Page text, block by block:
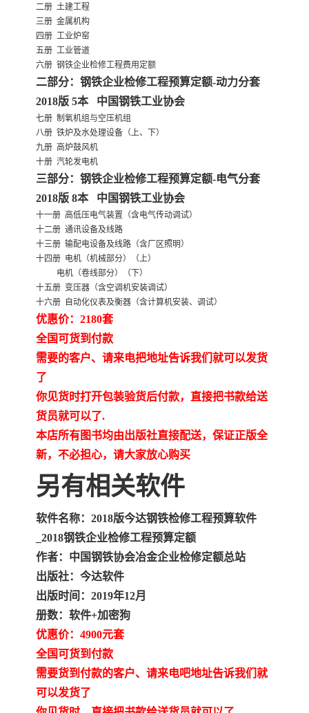
二册 土建工程
三册 金属机构
四册 工业炉窑
五册 工业管道
六册 钢铁企业检修工程费用定额
二部分：钢铁企业检修工程预算定额-动力分套
2018版 5本 中国钢铁工业协会
七册 制氧机组与空压机组
八册 铁炉及水处理设备（上、下）
九册 高炉鼓风机
十册 汽轮发电机
三部分：钢铁企业检修工程预算定额-电气分套
2018版 8本 中国钢铁工业协会
十一册 高低压电气装置（含电气传动调试）
十二册 通讯设备及线路
十三册 输配电设备及线路（含厂区照明）
十四册 电机（机械部分）（上）
电机（卷线部分）（下）
十五册 变压器（含空调机安装调试）
十六册 自动化仪表及衡器（含计算机安装、调试）
优惠价：2180套
全国可货到付款
需要的客户、请来电把地址告诉我们就可以发货
了
你见货时打开包装验货后付款，直接把书款给送
货员就可以了.
本店所有图书均由出版社直接配送，保证正版全
新，不必担心，请大家放心购买
另有相关软件
软件名称：2018版今达钢铁检修工程预算软件
_2018钢铁企业检修工程预算定额
作者：中国钢铁协会冶金企业检修定额总站
出版社：今达软件
出版时间：2019年12月
册数：软件+加密狗
优惠价：4900元套
全国可货到付款
需要货到付款的客户、请来电吧地址告诉我们就
可以发货了
电力工程预算概算定额
江苏省建设工程计价定额
额
四川省清单定额 河南省建设工程预算定额
云南省建设工程预算定额
陕西省水利工程概预算定
冶金工业建设工程概算定 河北省建设工程消耗量定
天津建设工程预算定额
广东省水利水电概预算定
四川省清单计价定额 北京市建设工程消耗量定